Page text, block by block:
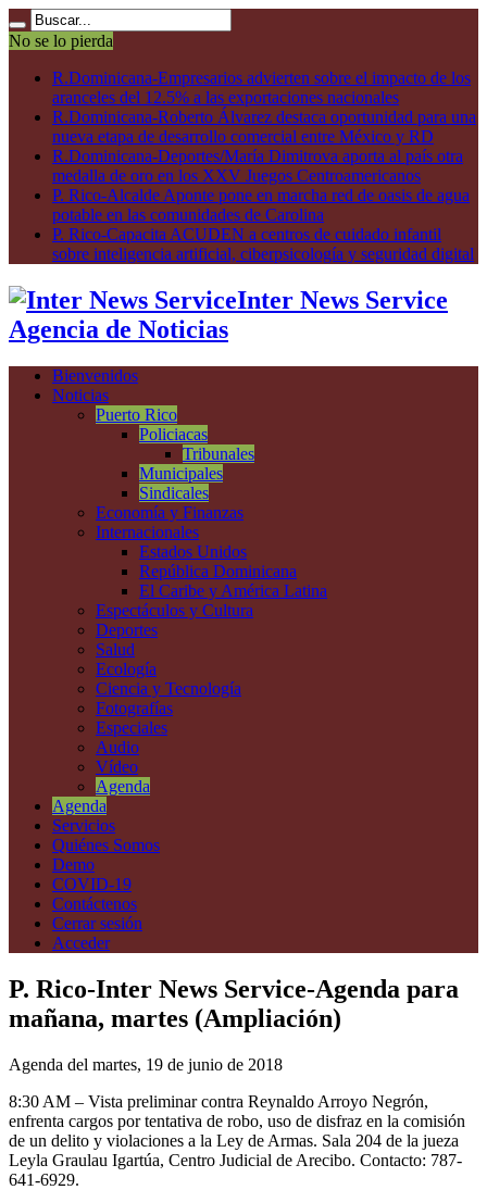
No se lo pierda
R.Dominicana-Empresarios advierten sobre el impacto de los
aranceles del 12.5% a las exportaciones nacionales
R.Dominicana-Roberto Álvarez destaca oportunidad para una
nueva etapa de desarrollo comercial entre México y RD
R.Dominicana-Deportes/María Dimitrova aporta al país otra
medalla de oro en los XXV Juegos Centroamericanos
P. Rico-Alcalde Aponte pone en marcha red de oasis de agua
potable en las comunidades de Carolina
P. Rico-Capacita ACUDEN a centros de cuidado infantil
sobre inteligencia artificial, ciberpsicología y seguridad digital
Inter News Service
Agencia de Noticias
Bienvenidos
Noticias
Puerto Rico
Policiacas
Tribunales
Municipales
Sindicales
Economía y Finanzas
Internacionales
Estados Unidos
República Dominicana
El Caribe y América Latina
Espectáculos y Cultura
Deportes
Salud
Ecología
Ciencia y Tecnología
Fotografías
Especiales
Audio
Vídeo
Agenda
Agenda
Servicios
Quiénes Somos
Demo
COVID-19
Contáctenos
Cerrar sesión
Acceder
P. Rico-Inter News Service-Agenda para
mañana, martes (Ampliación)
Agenda del martes, 19 de junio de 2018
8:30 AM – Vista preliminar contra Reynaldo Arroyo Negrón,
enfrenta cargos por tentativa de robo, uso de disfraz en la comisión
de un delito y violaciones a la Ley de Armas. Sala 204 de la jueza
Leyla Graulau Igartúa, Centro Judicial de Arecibo. Contacto: 787-
641-6929.